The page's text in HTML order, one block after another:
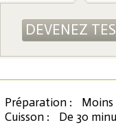
DEVENEZ
Préparation :
Moins
Cuisson :
De 30